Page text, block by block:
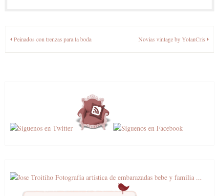
Navegación
Peinados con trenzas para la boda Novias vintage by YolanCris